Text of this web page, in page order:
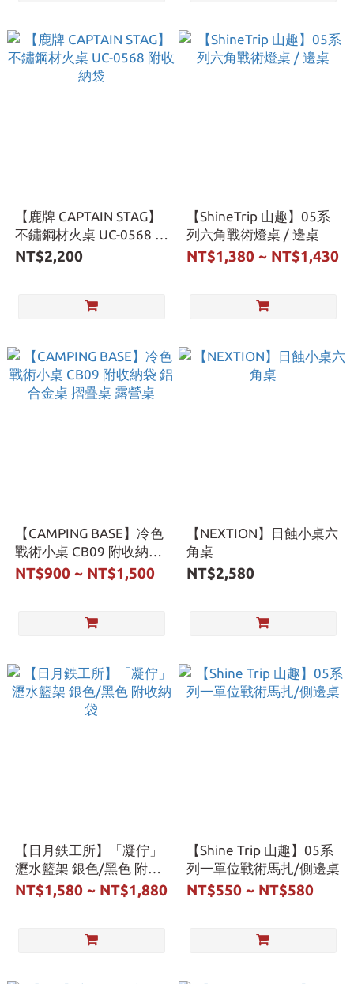
【鹿牌 CAPTAIN STAG】
不鏽鋼材火桌 UC-0568 附
收納袋
NT$2,200
【ShineTrip 山趣】05系
列六角戰術燈桌 / 邊桌
NT$1,380 ~ NT$1,430
【CAMPING BASE】冷色
戰術小桌 CB09 附收納袋
鋁合金桌 摺疊桌 露營桌
NT$900 ~ NT$1,500
【NEXTION】日蝕小桌六
角桌
NT$2,580
【日月鉄工所】「凝佇」
瀝水籃架 銀色/黑色 附收
納袋
NT$1,580 ~ NT$1,880
【Shine Trip 山趣】05系
列一單位戰術馬扎/側邊桌
NT$550 ~ NT$580